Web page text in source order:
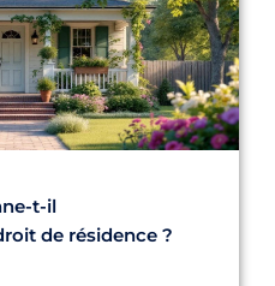
t-il
de résidence ?